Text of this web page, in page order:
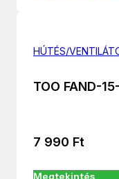
HÚTÉS/
TOO FAND-
7 990 Ft
Megtekintés